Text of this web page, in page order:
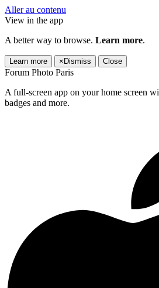
Aller au contenu
View in the app
A better way to browse. Learn more.
Learn more × Dismiss Close
Forum Photo Paris
A full-screen app on your home screen
badges and more.